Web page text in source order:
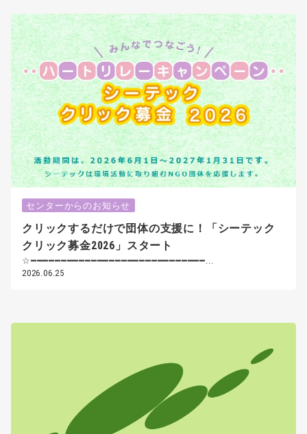
センターからのお知らせ
クリックするだけで団体の支援に！「シーテック
クリック募金2026」スタート
☆━━━━━━━━━━━━━━━━━━━━━━━━━━━━━...
2026.06.25